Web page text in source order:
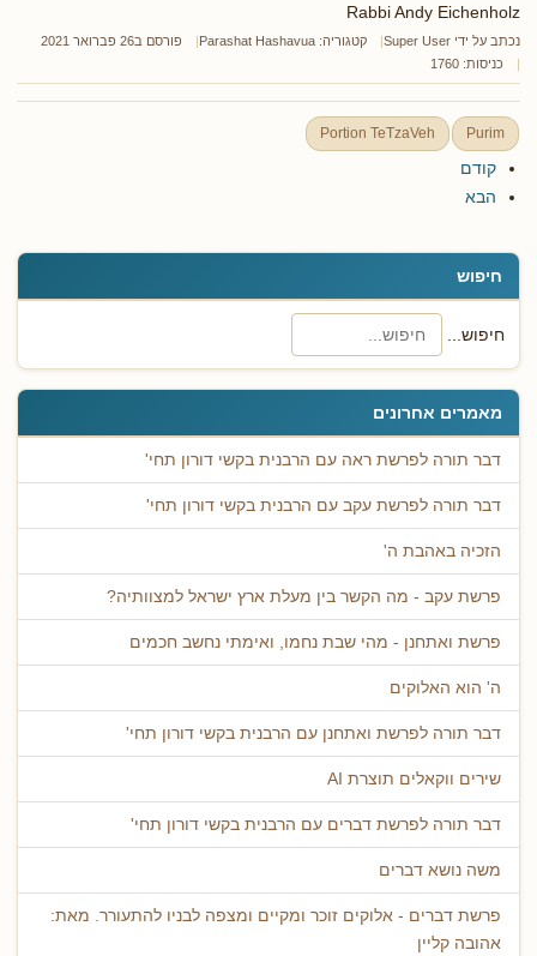
חיפוש
חיפוש...
מאמרים אחרונים
דבר תורה לפרשת ראה עם הרבנית בקשי דורון תחי'
דבר תורה לפרשת עקב עם הרבנית בקשי דורון תחי'
הזכיה באהבת ה'
פרשת עקב - מה הקשר בין מעלת ארץ ישראל למצוותיה?
פרשת ואתחנן - מהי שבת נחמו, ואימתי נחשב חכמים
ה' הוא האלוקים
דבר תורה לפרשת ואתחנן עם הרבנית בקשי דורון תחי'
שירים ווקאלים תוצרת AI
דבר תורה לפרשת דברים עם הרבנית בקשי דורון תחי'
משה נושא דברים
פרשת דברים - אלוקים זוכר ומקיים ומצפה לבניו להתעורר. מאת:
אהובה קליין
Rabbi Andy Eichenholz
נכתב על ידי Super User קטגוריה: Parashat Hashavua
פורסם ב26 פברואר 2021
כניסות: 1760
Purim
Portion TeTzaVeh
קודם
הבא